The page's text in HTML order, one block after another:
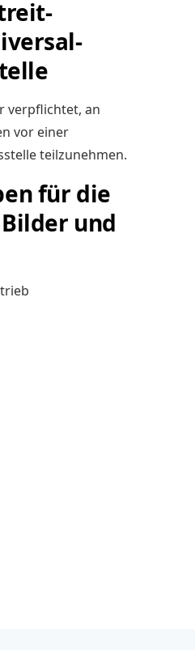
verpflichtet, an
vor einer
teilzunehmen.
für die
und